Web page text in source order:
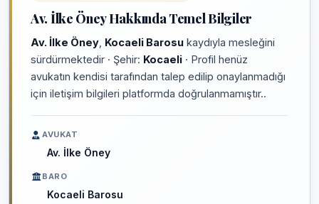
Av. İlke Öney Hakkında Temel Bilgiler
Av. İlke Öney Kocaeli Barosu kaydıyla mesleğini
sürdürmektedir · Şehir: Kocaeli · Profil henüz
avukatın kendisi tarafından talep edilip onaylanmadığı
için iletişim bilgileri platformda doğrulanmamıştır..
AVUKAT
Av. İlke Öney
BARO
Kocaeli Barosu